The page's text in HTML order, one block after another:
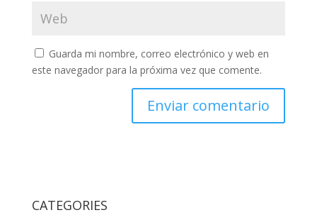
Guarda mi nombre, correo electrónico y web en
este navegador para la próxima vez que comente.
CATEGORIES